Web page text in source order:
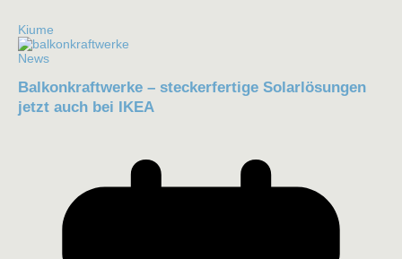
Kiume
News
Balkonkraftwerke – steckerfertige Solarlösungen
jetzt auch bei IKEA